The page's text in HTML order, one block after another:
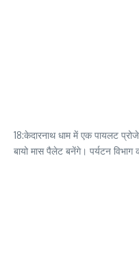
18:केदारनाथ धाम में एक पायलट
बायो मास पैलेट बनेंगे। पर्यटन विभाग